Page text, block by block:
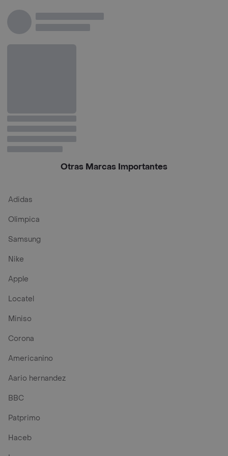
Otras Marcas Importantes
Adidas
Olimpica
Samsung
Nike
Apple
Locatel
Miniso
Corona
Americanino
Aario hernandez
BBC
Patprimo
Haceb